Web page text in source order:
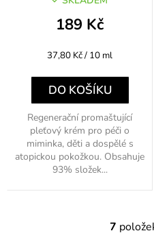
189 Kč
Měrná
37,80 Kč / 10 ml
DO KOŠÍKU
Regenerační promaštující
pleťový krém pro péči o
miminka, děti a dospělé s
atopickou pokožkou. Obsahuje
93% složek...
7